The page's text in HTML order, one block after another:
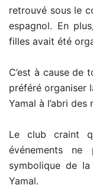
retrouvé sous le
espagnol. En
filles avait été
C’est à cause de
préféré organiser
Yamal à l’abri des
Le club craint
événements
symbolique de
Yamal.